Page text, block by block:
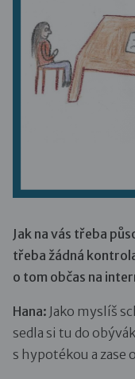
Jak na vás třeba
třeba žádná
o tom občas na
Hana: Jako myslíš
sedla si tu do
s hypotékou a zase